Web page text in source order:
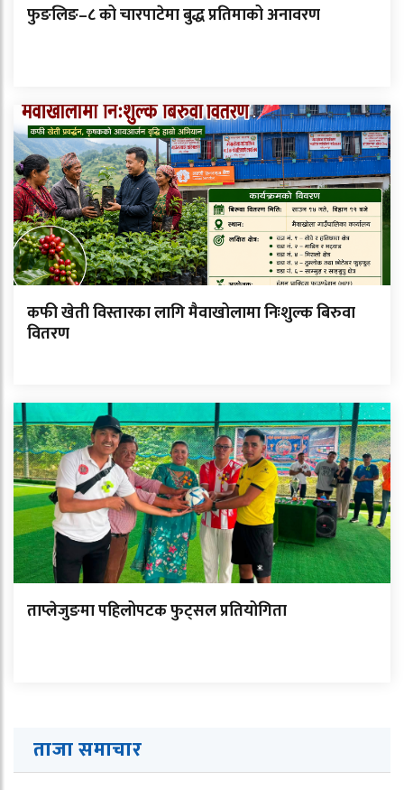
फुङलिङ–८ को चारपाटेमा बुद्ध प्रतिमाको अनावरण
कफी खेती विस्तारका लागि मैवाखोलामा निःशुल्क बिरुवा
वितरण
ताप्लेजुङमा पहिलोपटक फुट्सल प्रतियोगिता
ताजा समाचार